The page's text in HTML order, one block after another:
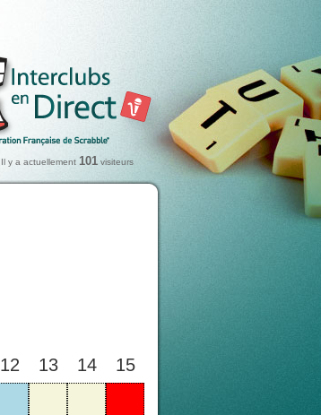
Il y a actuellement 101 visiteurs
12 13 14
15